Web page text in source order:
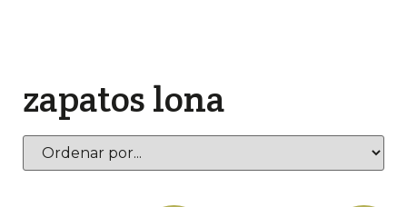
zapatos lona